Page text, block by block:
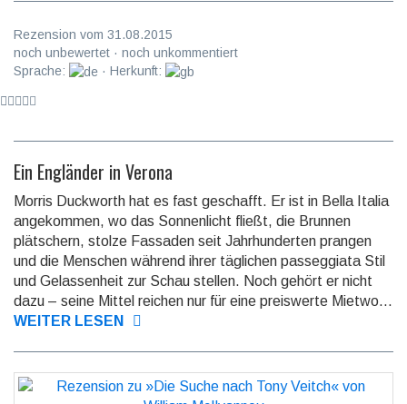
Rezension vom 31.08.2015
noch unbewertet · noch unkommentiert
Sprache:
· Herkunft:
Ein Engländer in Verona
Morris Duckworth hat es fast geschafft. Er ist in Bella Italia
angekommen, wo das Sonnenlicht fließt, die Brunnen
plätschern, stolze Fassaden seit Jahrhunderten prangen
und die Menschen während ihrer täglichen passeggiata Stil
und Gelassenheit zur Schau stellen. Noch gehört er nicht
dazu – seine Mittel reichen nur für eine preiswerte Mietwo...
WEITER LESEN